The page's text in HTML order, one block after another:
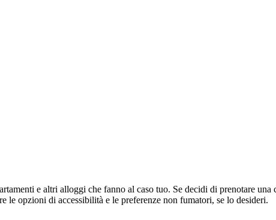
e altri alloggi che fanno al caso tuo. Se decidi di prenotare
opzioni di accessibilità e le preferenze non fumatori, se lo desideri.